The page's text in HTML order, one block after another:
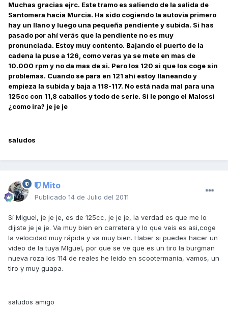
Muchas gracias ejrc. Este tramo es saliendo de la salida de
Santomera hacia Murcia. Ha sido cogiendo la autovia primero
hay un llano y luego una pequeña pendiente y subida. Si has
pasado por ahí verás que la pendiente no es muy
pronunciada. Estoy muy contento. Bajando el puerto de la
cadena la puse a 126, como veras ya se mete en mas de
10.000 rpm y no da mas de si. Pero los 120 si que los coge sin
problemas. Cuando se para en 121 ahí estoy llaneando y
empieza la subida y baja a 118-117. No está nada mal para una
125cc con 11,8 caballos y todo de serie. Si le pongo el Malossi
¿como ira? je je je
saludos
Mito
Publicado 14 de Julio del 2011
Sí Miguel, je je je, es de 125cc, je je je, la verdad es que me lo
dijiste je je je. Va muy bien en carretera y lo que veis es asi,coge
la velocidad muy rápida y va muy bien. Haber si puedes hacer un
video de la tuya MIguel, por que se ve que es un tiro la burgman
nueva roza los 114 de reales he leido en scootermania, vamos, un
tiro y muy guapa.
saludos amigo